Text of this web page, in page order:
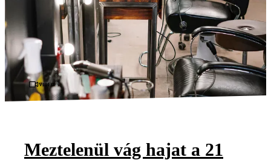
Videó
Meztelenül vág hajat a 21